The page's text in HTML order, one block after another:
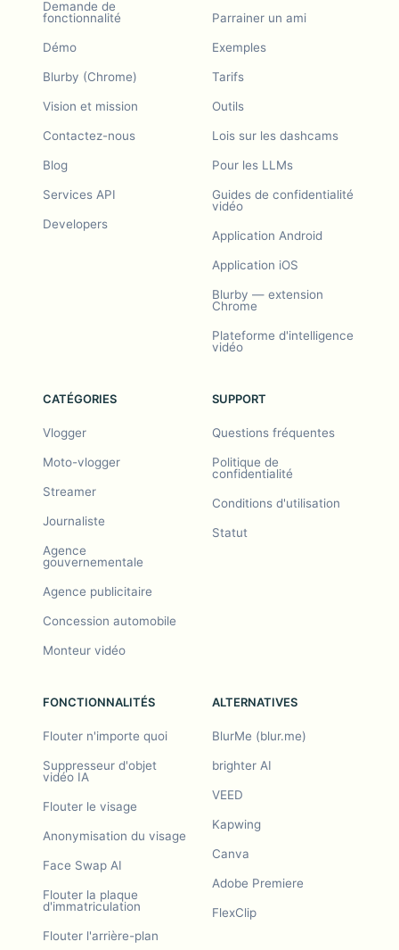
Demande de
fonctionnalité
Démo
Blurby (Chrome)
Vision et mission
Contactez-nous
Blog
Services API
Developers
Parrainer un ami
Exemples
Tarifs
Outils
Lois sur les dashcams
Pour les LLMs
Guides de confidentialité
vidéo
Application Android
Application iOS
Blurby — extension
Chrome
Plateforme d'intelligence
vidéo
CATÉGORIES
Vlogger
Moto-vlogger
Streamer
Journaliste
Agence
gouvernementale
Agence publicitaire
Concession automobile
Monteur vidéo
SUPPORT
Questions fréquentes
Politique de
confidentialité
Conditions d'utilisation
Statut
FONCTIONNALITÉS
Flouter n'importe quoi
Suppresseur d'objet
vidéo IA
Flouter le visage
Anonymisation du visage
Face Swap AI
Flouter la plaque
d'immatriculation
Flouter l'arrière-plan
ALTERNATIVES
BlurMe (blur.me)
brighter AI
VEED
Kapwing
Canva
Adobe Premiere
FlexClip